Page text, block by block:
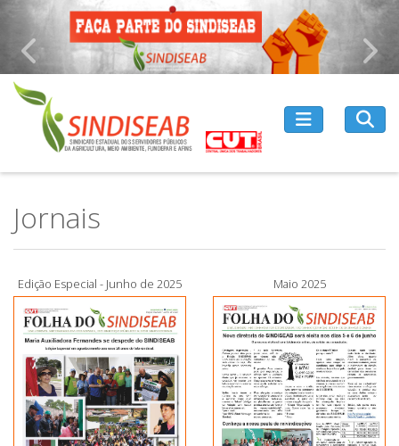
Anterior
Jornais
Edição Especial - Junho de 2025 Maio 2025